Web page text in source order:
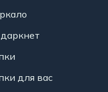
для вас